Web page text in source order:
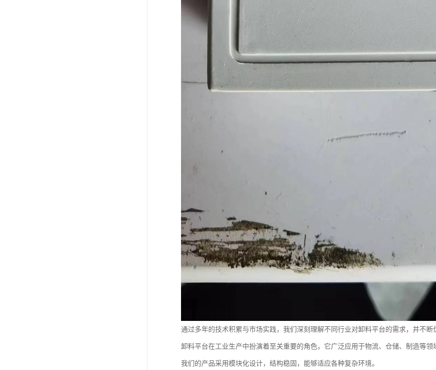
通过多年的技术积累与市场实践，我们深刻理解不同行业对卸料平台的需求，并不
卸料平台在工业生产中扮演着至关重要的角色，它广泛应用于物流、仓储、制造等
我们的产品采用模块化设计，结构稳固，能够适应各种复杂环境。